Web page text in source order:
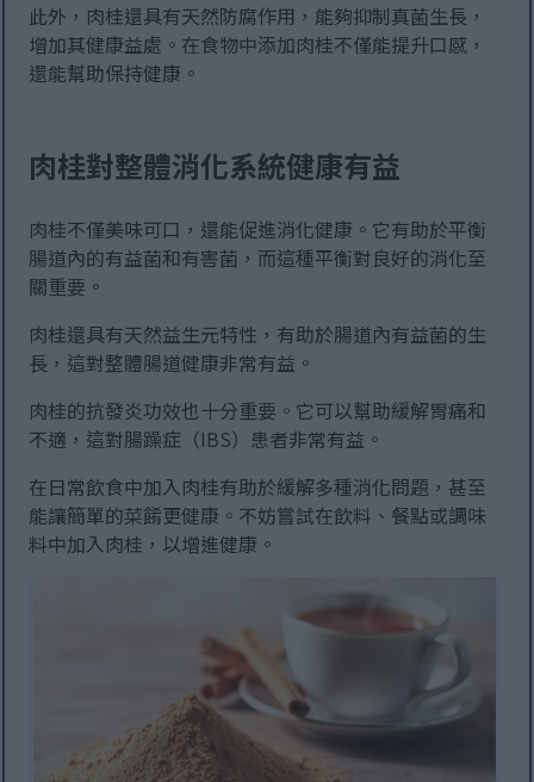
此外，肉桂還具有天然防腐作用，能夠抑制真菌生長，
增加其健康益處。在食物中添加肉桂不僅能提升口感，
還能幫助保持健康。
肉桂對整體消化系統健康有益
肉桂不僅美味可口，還能促進消化健康。它有助於平衡
腸道內的有益菌和有害菌，而這種平衡對良好的消化至
關重要。
肉桂還具有天然益生元特性，有助於腸道內有益菌的生
長，這對整體腸道健康非常有益。
肉桂的抗發炎功效也十分重要。它可以幫助緩解胃痛和
不適，這對腸躁症（IBS）患者非常有益。
在日常飲食中加入肉桂有助於緩解多種消化問題，甚至
能讓簡單的菜餚更健康。不妨嘗試在飲料、餐點或調味
料中加入肉桂，以增進健康。